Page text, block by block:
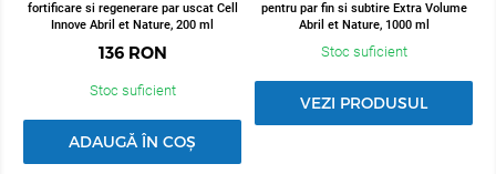
fortificare si regenerare par uscat Cell
Innove Abril et Nature, 200 ml
136 RON
Stoc suficient
ADAUGĂ ÎN COȘ
pentru par fin si subtire Extra Volume
Abril et Nature, 1000 ml
Stoc suficient
VEZI PRODUSUL